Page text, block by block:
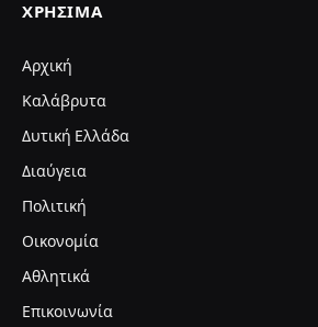
ΧΡΉΣΙΜΑ
Αρχική
Καλάβρυτα
Δυτική Ελλάδα
Διαύγεια
Πολιτική
Οικονομία
Αθλητικά
Επικοινωνία